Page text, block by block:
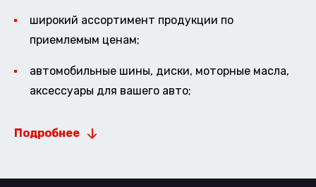
широкий ассортимент продукции по
приемлемым ценам;
автомобильные шины, диски, моторные масла,
аксессуары для вашего авто;
Подробнее